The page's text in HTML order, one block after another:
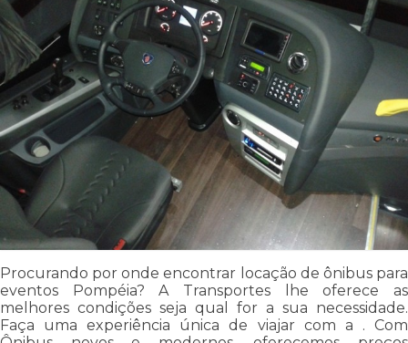
Procurando por onde encontrar locação de ônibus para
eventos Pompéia? A Transportes lhe oferece as
melhores condições seja qual for a sua necessidade.
Faça uma experiência única de viajar com a . Com